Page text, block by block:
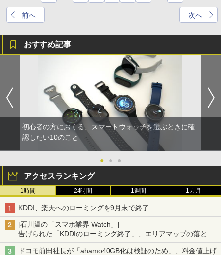
前へ 次へ
おすすめ記事
初心者の方におくる、スマートウォッチを選ぶときに確
認したい10のこと
● ● ●
アクセスランキング
1時間 24時間 1週間 1カ月
KDDI、楽天へのローミングを9月末で終了
[石川温の「スマホ業界 Watch」]
告げられた「KDDIのローミング終了」、エリアマップの落とし
穴と楽天モバイルの課題
ドコモ前田社長が「ahamo40GB化は検証のため」、料金値上げ